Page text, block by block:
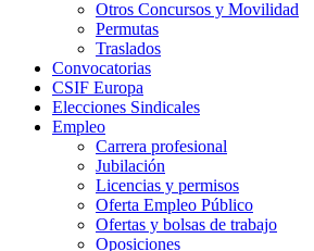
Otros Concursos y Movilidad
Permutas
Traslados
Convocatorias
CSIF Europa
Elecciones Sindicales
Empleo
Carrera profesional
Jubilación
Licencias y permisos
Oferta Empleo Público
Ofertas y bolsas de trabajo
Oposiciones